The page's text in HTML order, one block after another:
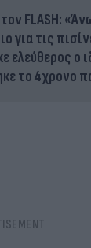
FLASH:
για τις
ελεύθερος ο
το 4χρονο